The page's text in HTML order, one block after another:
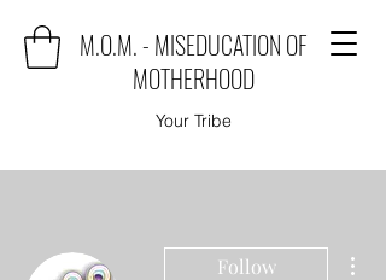
M.O.M. - MISEDUCATION OF
MOTHERHOOD
Your Tribe
Follow